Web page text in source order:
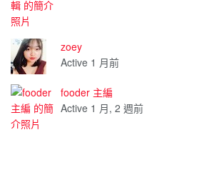
zoey
Active 1 月前
fooder 主編
Active 1 月, 2 週前